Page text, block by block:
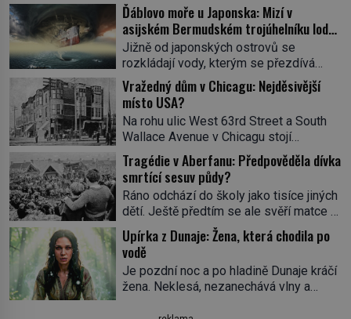
Ďáblovo moře u Japonska: Mizí v
asijském Bermudském trojúhelníku lodě
ve spárech neznámé síly?
Jižně od japonských ostrovů se
rozkládají vody, kterým se přezdívá
Ďáblovo moře. Vypráví se o lodích
mizejících beze stopy, podivných
světlech, zrádných proudech i mořských
dracích, kteří měli tyto končiny střežit už
v dávných legendách. Je tichomořský
Dračí trojúhelník skutečně prokletým
místem, nebo se zde jen nebezpečná
příroda proměnila v jednu z
nejpůsobivějších námořních záhad? […]
Vražedný dům v Chicagu: Nejděsivější
místo USA?
Na rohu ulic West 63rd Street a South
Wallace Avenue v Chicagu stojí
nenápadná pošta. Nemá žádný speciální
nápis ani pamětní desku. A přesto prý
místní zaměstnanci neradi chodí do
sklepa. Právě tady totiž sídlil sériový
vrah H. H. Holmes a také
nejpropracovanější past na lidi
v dějinách americké kriminalistiky.
Herman Webster Mudgett (1861–1896)
přijíždí […]
Tragédie v Aberfanu: Předpověděla dívka
smrtící sesuv půdy?
Ráno odchází do školy jako tisíce jiných
dětí. Ještě předtím se ale svěří matce s
podivným snem. Ve škole, kterou dobře
zná, tentokrát nevidí budovu ani
spolužáky. Místo nich se před ní tyčí
cosi temného. O několik hodin později je
mrtvá. Mohla devítiletá Zahlédla vlastní
Upírka z Dunaje: Žena, která chodila po
vodě
Je pozdní noc a po hladině Dunaje kráčí
žena. Neklesá, nezanechává vlny a